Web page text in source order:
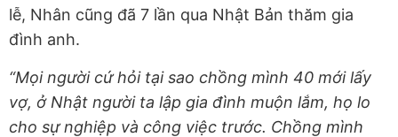
lễ, Nhân cũng đã 7 lần qua Nhật Bản thăm gia
đình anh.
“Mọi người cứ hỏi tại sao chồng mình 40 mới lấy
vợ, ở Nhật người ta lập gia đình muộn lắm, họ lo
cho sự nghiệp và công việc trước. Chồng mình